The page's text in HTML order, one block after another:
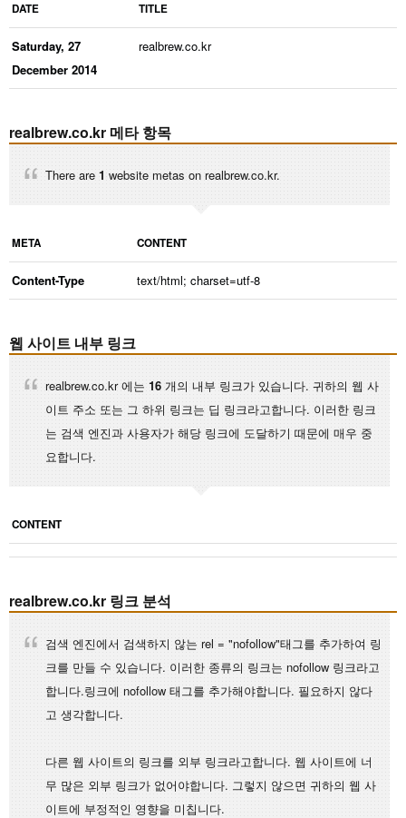
DATE TITLE
Saturday, 27
December 2014
realbrew.co.kr
realbrew.co.kr 메타 항목
There are 1 website metas on realbrew.co.kr.
META CONTENT
Content-Type text/html; charset=utf-8
웹 사이트 내부 링크
realbrew.co.kr 에는 16 개의 내부 링크가 있습니다. 귀하의 웹 사
이트 주소 또는 그 하위 링크는 딥 링크라고합니다. 이러한 링크
는 검색 엔진과 사용자가 해당 링크에 도달하기 때문에 매우 중
요합니다.
CONTENT
realbrew.co.kr 링크 분석
검색 엔진에서 검색하지 않는 rel = "nofollow"태그를 추가하여 링
크를 만들 수 있습니다. 이러한 종류의 링크는 nofollow 링크라고
합니다.링크에 nofollow 태그를 추가해야합니다. 필요하지 않다
고 생각합니다.
다른 웹 사이트의 링크를 외부 링크라고합니다. 웹 사이트에 너
무 많은 외부 링크가 없어야합니다. 그렇지 않으면 귀하의 웹 사
이트에 부정적인 영향을 미칩니다.